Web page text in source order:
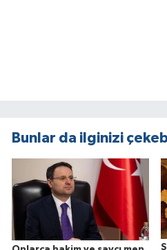
Bunlar da ilginizi